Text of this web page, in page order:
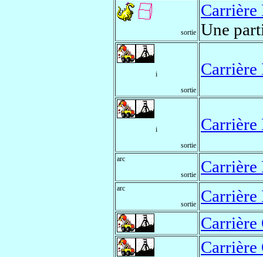
sortie
Carrière
Une
i
sortie
i
sortie
arc
sortie
Carrière
arc
sortie
Carrière